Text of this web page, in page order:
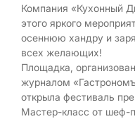
Компания «Кухонный
этого яркого
осеннюю хандру и
всех желающих!
Площадка,
журналом
открыла фестиваль
Мастер-класс от шеф-